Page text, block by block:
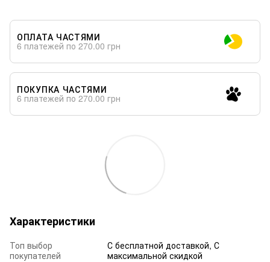
ОПЛАТА ЧАСТЯМИ
6 платежей по 270.00 грн
ПОКУПКА ЧАСТЯМИ
6 платежей по 270.00 грн
Характеристики
Топ выбор
покупателей
С бесплатной доставкой, С
максимальной скидкой